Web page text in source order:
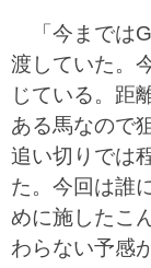
「今までは
渡していた。
じている。距
ある馬なので
追い切りでは
た。今回は誰
めに施したこ
わらない予感